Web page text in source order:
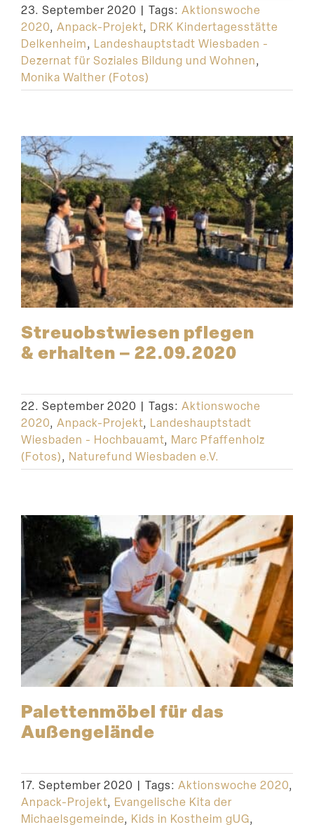
23. September 2020 | Tags: Aktionswoche
2020, Anpack-Projekt, DRK Kindertagesstätte
Delkenheim, Landeshauptstadt Wiesbaden -
Dezernat für Soziales Bildung und Wohnen,
Monika Walther (Fotos)
Streu­obst­wiesen pflegen
& erhalten – 22.09.2020
22. September 2020 | Tags: Aktionswoche
2020, Anpack-Projekt, Landeshauptstadt
Wiesbaden - Hochbauamt, Marc Pfaffenholz
(Fotos), Naturefund Wiesbaden e.V.
Palet­ten­möbel für das
Außengelände
17. September 2020 | Tags: Aktionswoche 2020,
Anpack-Projekt, Evangelische Kita der
Michaelsgemeinde, Kids in Kostheim gUG,